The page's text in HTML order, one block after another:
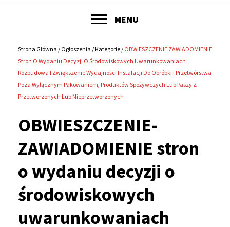
menu
serwisu
POKAŻ
MENU
Ścieżka
nawigacyjna
Strona Główna Ogłoszenia Kategorie OBWIESZCZENIE ZAWIADOMIENIE
Stron O Wydaniu Decyzji O Środowiskowych Uwarunkowaniach
Rozbudowa I Zwiększenie Wydajności Instalacji Do Obróbki I Przetwórstwa
Poza Wyłącznym Pakowaniem, Produktów Spożywczych Lub Paszy Z
Przetworzonych Lub Nieprzetworzonych
OBWIESZCZENIE-
ZAWIADOMIENIE stron
o wydaniu decyzji o
środowiskowych
uwarunkowaniach